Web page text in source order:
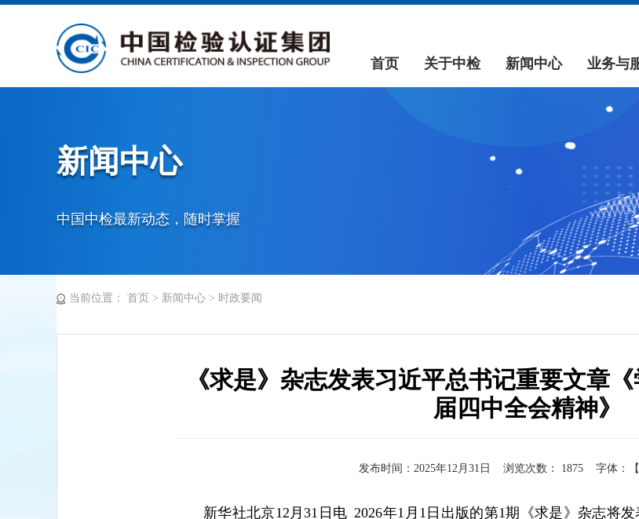
首页 关于中检 新闻中心 业务与
新闻中心
中国中检最新动态，随时掌握
当前位置： 首页 > 新闻中心 > 时政要闻
《求是》杂志发表习近平总书记重要文章
届四中全会精神》
发布时间：2025年12月31日 浏览次数： 1875 字体：【
新华社北京12月31日电 2026年1月1日出版的第1期《求是》杂志将